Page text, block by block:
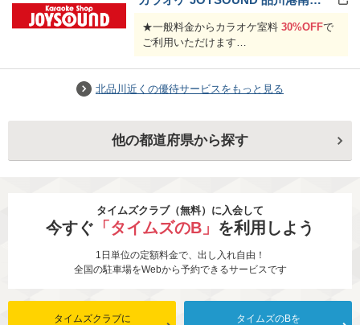
★一般料金からカラオケ室料 30%OFFで
ご利用いただけます
舗：一般料金からカラオケ室料10%OFF
★パーティーコースは総額10%OFF
北品川近くの優待サービスをもっと見る
他の都道府県から探す
タイムズクラブ（無料）に入会して
今すぐ 「タイムズのB」 を利用しよう
1日単位の定額料金で、出し入れ自由！
全国の駐車場をWebから予約できるサービスです
タイムズクラブに タイムズのBを